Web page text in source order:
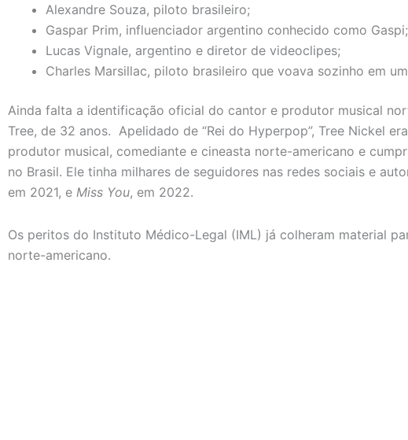
Alexandre Souza, piloto brasileiro;
Gaspar Prim, influenciador argentino conhecido como Gaspi;
Lucas Vignale, argentino e diretor de videoclipes;
Charles Marsillac, piloto brasileiro que voava sozinho em
Ainda falta a identificação oficial do cantor e produtor musical
Tree, de 32 anos. Apelidado de “Rei do Hyperpop”, Tree Nickel
produtor musical, comediante e cineasta norte-americano e
no Brasil. Ele tinha milhares de seguidores nas redes sociais e
em 2021, e Miss You, em 2022.
Os peritos do Instituto Médico-Legal (IML) já colheram material
norte-americano.